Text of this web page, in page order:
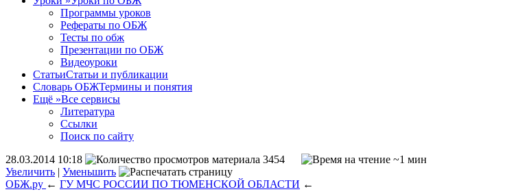
Программы уроков
Рефераты по ОБЖ
Тесты по обж
Презентации по ОБЖ
Видеоуроки
СтатьиСтатьи и публикации
Словарь ОБЖТермины и понятия
Ещё »Все сервисы
Литература
Ссылки
Поиск по сайту
28.03.2014 10:18
3454
~1 мин
Увеличить | Уменьшить
ОБЖ.ру ← ГУ МЧС РОССИИ ПО ТЮМЕНСКОЙ ОБЛАСТИ ←